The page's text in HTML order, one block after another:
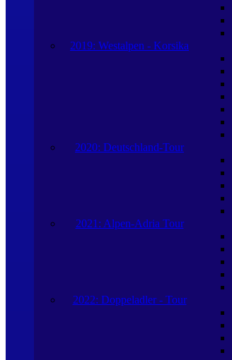
2019: Westalpen - Korsika
2020: Deutschland-Tour
2021: Alpen-Adria Tour
2022: Doppeladler - Tour